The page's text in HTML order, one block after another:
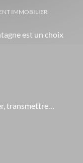
IMMOBILIER
est un choix
transmettre…